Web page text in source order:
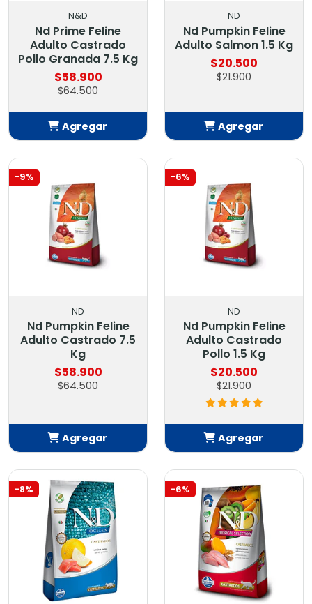
N&D
Nd Prime Feline
Adulto Castrado
Pollo Granada 7.5 Kg
$58.900
$64.500
Agregar
ND
Nd Pumpkin Feline
Adulto Salmon 1.5 Kg
$20.500
$21.900
Agregar
-9%
ND
Nd Pumpkin Feline
Adulto Castrado 7.5
Kg
$58.900
$64.500
Agregar
Añadido
-6%
ND
Nd Pumpkin Feline
Adulto Castrado
Pollo 1.5 Kg
$20.500
$21.900
Agregar
Añadido
-8% -6%